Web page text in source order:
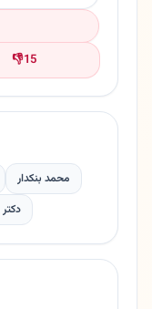
👎15
محمد بنکدار